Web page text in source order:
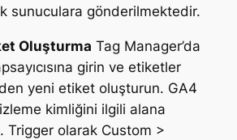
sunuculara gönderilmektedir.
Oluşturma Tag Manager’da
girin ve etiketler
yeni etiket oluşturun. GA4
kimliğini ilgili alana
Trigger olarak Custom >